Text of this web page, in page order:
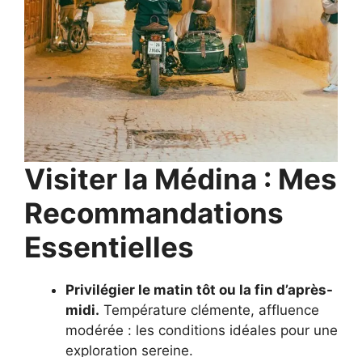
Visiter la Médina : Mes
Recommandations
Essentielles
Privilégier le matin tôt ou la fin d’après-
midi. Température clémente, affluence
modérée : les conditions idéales pour une
exploration sereine.